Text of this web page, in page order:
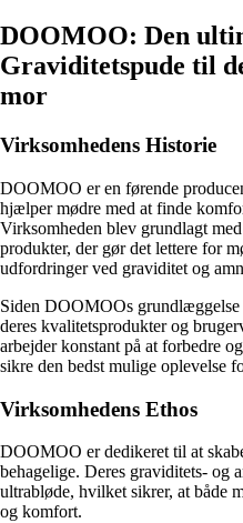
DOOMOO: Den
Graviditetspude til
mor
Virksomhedens Historie
DOOMOO er en førende
hjælper mødre med at finde
Virksomheden blev grundlagt
produkter, der gør det lettere for
udfordringer ved graviditet og
Siden DOOMOOs grundlæggelse
deres kvalitetsprodukter og
arbejder konstant på at forbedre
sikre den bedst mulige oplevelse
Virksomhedens Ethos
DOOMOO er dedikeret til at
behagelige. Deres graviditets- og
ultrabløde, hvilket sikrer, at både
og komfort.